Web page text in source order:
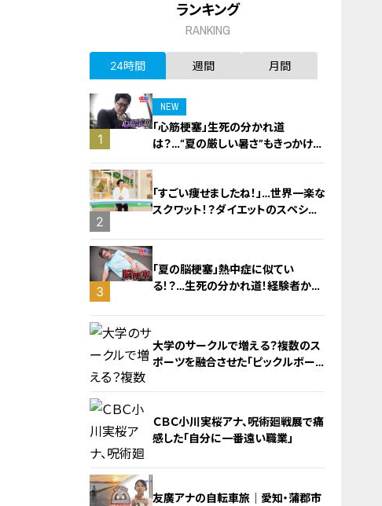
ランキング
RANKING
24時間 週間 月間
1
NEW
「心筋梗塞」生死の分かれ道
は？…“夏の厳しい暑さ”もきっかけ
に！発症前のキケンなサインと対処
2
「すごい痩せましたね！」…世界一楽な
スクワット！？ダイエットのスペシャ
3
「夏の脳梗塞」熱中症に似てい
る！？…生死の分かれ道！経験者から
4
大学のサークルで増える？複数のス
ポーツを融合させた「ピックルボー
ＣＢＣ小川実桜アナ、呪術廻戦展で痛
感した「自分に一番遠い職業」
友廣アナの自転車旅｜愛知・蒲郡市